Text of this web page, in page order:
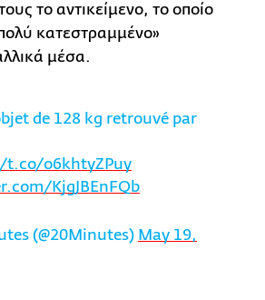
το αντικείμενο, το οποίο
κατεστραμμένο»
μέσα.
de 128 kg retrouvé par
o6khtyZPuy
KjgJBEnFQb
(@20Minutes) May 19,